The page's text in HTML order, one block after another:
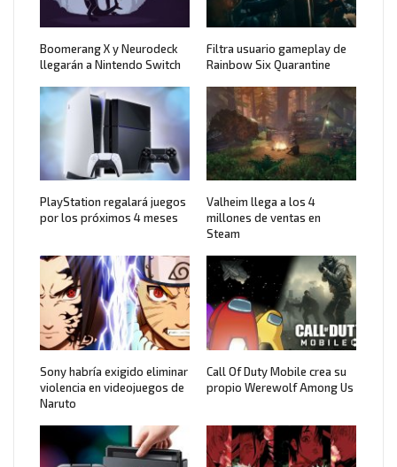
Boomerang X y Neurodeck
llegarán a Nintendo Switch
Filtra usuario gameplay de
Rainbow Six Quarantine
PlayStation regalará juegos
por los próximos 4 meses
Valheim llega a los 4
millones de ventas en
Steam
Sony habría exigido eliminar
violencia en videojuegos de
Naruto
Call Of Duty Mobile crea su
propio Werewolf Among Us